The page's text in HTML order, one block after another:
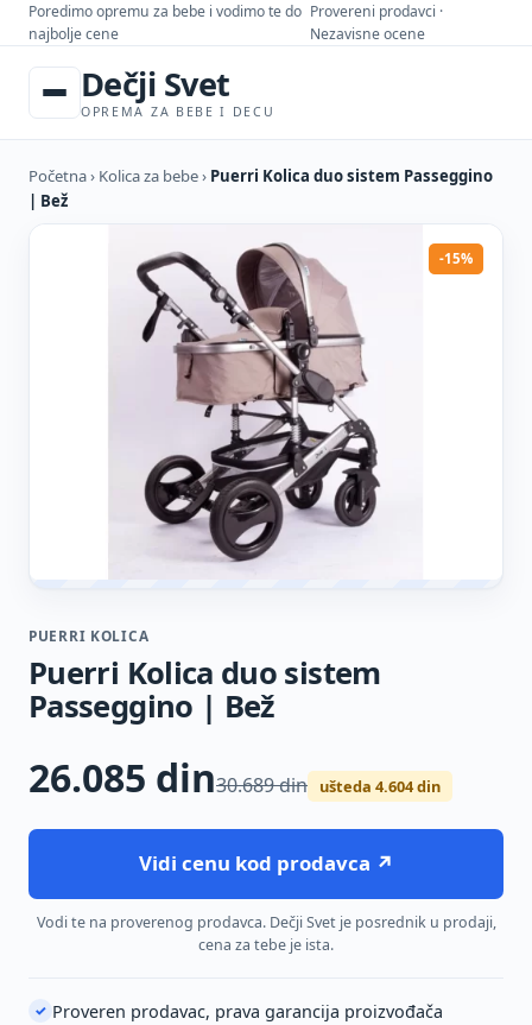
Poredimo opremu za bebe i vodimo te do
najbolje cene
Provereni prodavci ·
Nezavisne ocene
Dečji Svet
OPREMA ZA BEBE I DECU
Početna› Kolica za bebe› Puerri Kolica duo sistem Passeggino
| Bež
-15%
PUERRI KOLICA
Puerri Kolica duo sistem
Passeggino | Bež
26.085 din30.689 din ušteda 4.604 din
Vidi cenu kod prodavca ↗
Vodi te na proverenog prodavca. Dečji Svet je posrednik u prodaji,
cena za tebe je ista.
✓ Proveren prodavac, prava garancija proizvođača